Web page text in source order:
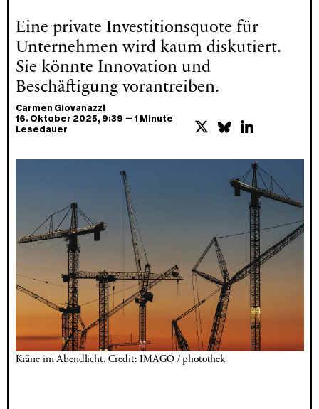
Eine private Investitionsquote für
Unternehmen wird kaum diskutiert.
Sie könnte Innovation und
Beschäftigung vorantreiben.
Carmen Giovanazzi
16. Oktober 2025, 9:39 –1 Minute
Lesedauer
Kräne im Abendlicht. Credit: IMAGO / photothek